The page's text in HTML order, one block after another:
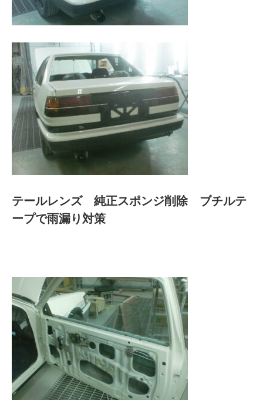
テールレンズ 純正スポンジ削除 ブチルテ
ープで雨漏り対策